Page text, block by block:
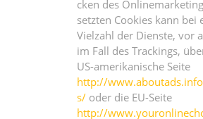
cken des
setz­ten Coo­kies kann bei
Viel­zahl der Diens­te, vor
im Fall des Trackings,
US-ame­ri­ka­ni­sche Sei­te
http://
s/ oder die EU-Sei­te
http://